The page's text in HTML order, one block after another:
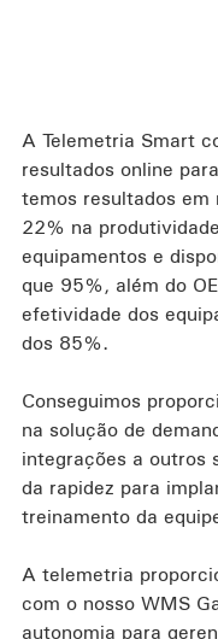
A Telemetria Smart
resultados online
temos resultados em
22% na
equipamentos e
que 95%, além do
efetividade dos
dos 85%.
Conseguimos
na solução de
integrações a outros
da rapidez para
treinamento da
A telemetria
com o nosso WMS
autonomia para